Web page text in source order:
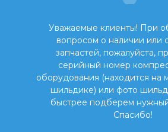
Уважаемые клиенты! При
вопросом о наличии или
запчастей, пожалуйста,
серийный номер
оборудования (находится на
шильдике) или фото
быстрее подберем
Спасибо!